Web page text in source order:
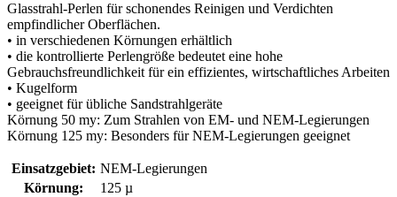
Glasstrahl-Perlen für schonendes Reinigen und Verdichten
empfindlicher Oberflächen.
• in verschiedenen Körnungen erhältlich
• die kontrollierte Perlengröße bedeutet eine hohe
Gebrauchsfreundlichkeit für ein effizientes, wirtschaftliches Arbeiten
• Kugelform
• geeignet für übliche Sandstrahlgeräte
Körnung 50 my: Zum Strahlen von EM- und NEM-Legierungen
Körnung 125 my: Besonders für NEM-Legierungen geeignet
Einsatzgebiet: NEM-Legierungen
Körnung:
125 µ